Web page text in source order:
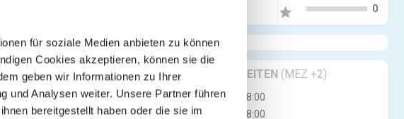
für soziale Medien anbieten zu können
Cookies akzeptieren, können sie die
geben wir Informationen zu Ihrer
und Analysen weiter. Unsere Partner führen
bereitgestellt haben oder die sie im
star 0
GESCHÄFTSZEITEN (MEZ +2)
Mo
08:00 - 18:00
Di
08:00 - 18:00